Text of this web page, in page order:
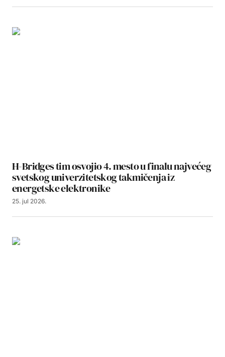
H-Bridges tim osvojio 4. mesto u finalu najvećeg
svetskog univerzitetskog takmičenja iz
energetske elektronike
25. jul 2026.